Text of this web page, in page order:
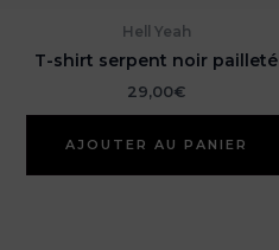
Hell Yeah
T-shirt serpent noir pailleté
29,00€
AJOUTER AU PANIER